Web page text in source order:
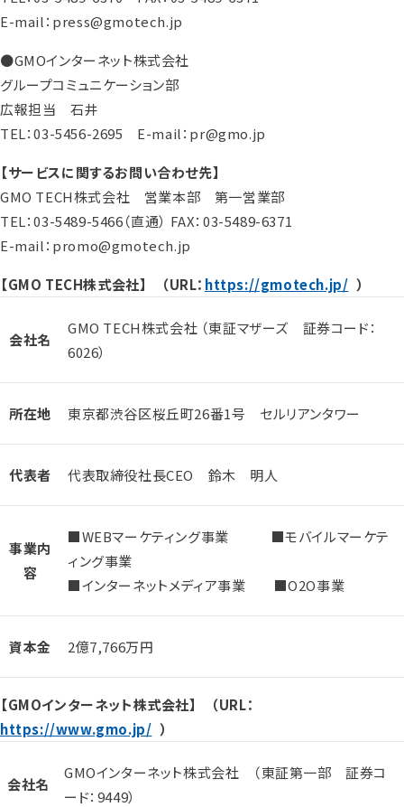
E-mail：press@gmotech.jp
●GMOインターネット株式会社
グループコミュニケーション部
広報担当 石井
TEL：03-5456-2695 E-mail：pr@gmo.jp
【サービスに関するお問い合わせ先】
GMO TECH株式会社 営業本部 第一営業部
TEL：03-5489-5466（直通） FAX：03-5489-6371
E-mail：promo@gmotech.jp
【GMO TECH株式会社】 （URL： https://gmotech.jp/ ）
会社名
GMO TECH株式会社 （東証マザーズ 証券コード：
6026）
所在地 東京都渋谷区桜丘町26番1号 セルリアンタワー
代表者 代表取締役社長CEO 鈴木 明人
事業内
容
■WEBマーケティング事業 ■モバイルマーケテ
ィング事業
■インターネットメディア事業 ■O2O事業
資本金 2億7,766万円
【GMOインターネット株式会社】 （URL：
https://www.gmo.jp/ ）
会社名
GMOインターネット株式会社 （東証第一部 証券コ
ード：9449）